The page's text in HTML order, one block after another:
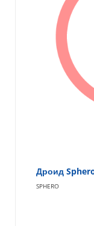
Дроид
SPHERO